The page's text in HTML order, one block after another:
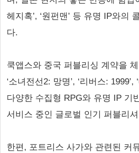
헤지혹’, ‘원펀맨’ 등 유명 IP와의
다.
쿡앱스와 중국 퍼블리싱 계약을
‘소녀전선2: 망명’, ‘리버스: 1999’,
다양한 수집형 RPG와 유명 IP 기
서비스 중인 글로벌 인기 퍼블리
한편, 포트리스 사가와 관련된 커